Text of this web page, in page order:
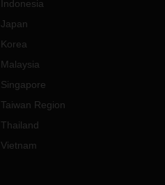
Indonesia
Japan
Korea
Malaysia
Singapore
Taiwan Region
Thailand
Vietnam